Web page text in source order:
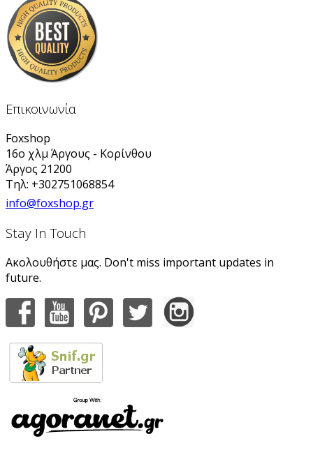
Επικοινωνία
Foxshop
16ο χλμ Άργους - Κορίνθου
Άργος 21200
Τηλ: +302751068854
info@foxshop.gr
Stay In Touch
Ακολουθήστε μας. Don't miss important updates in
future.